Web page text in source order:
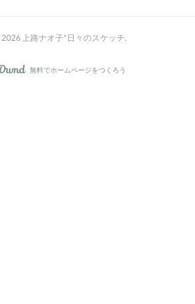
2026 上路ナオ子*日々のスケッチ.
AmebaOwnd
無料でホームページをつくろう